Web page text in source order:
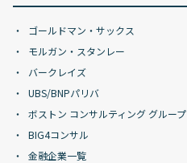
ゴールドマン・サックス
モルガン・スタンレー
バークレイズ
UBS/BNPパリバ
ボストン コンサルティング グループ
BIG4コンサル
金融企業一覧